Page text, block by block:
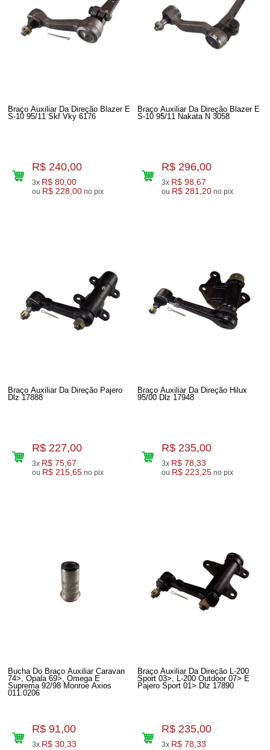
Braço Auxiliar Da Direção Blazer E
S-10 95/11 Skf Vky 6176
R$ 240,00
3x R$ 80,00
ou R$ 228,00 no pix
Braço Auxiliar Da Direção Blazer E
S-10 95/11 Nakata N 3058
R$ 296,00
3x R$ 98,67
ou R$ 281,20 no pix
Braço Auxiliar Da Direção Pajero
Dlz 17888
R$ 227,00
3x R$ 75,67
ou R$ 215,65 no pix
Braço Auxiliar Da Direção Hilux
95/00 Dlz 17948
R$ 235,00
3x R$ 78,33
ou R$ 223,25 no pix
Bucha Do Braço Auxiliar Caravan
74>, Opala 69>, Omega E
Suprema 92/98 Monroe Axios
011.0206
R$ 91,00
3x R$ 30,33
Braço Auxiliar Da Direção L-200
Sport 03>, L-200 Outdoor 07> E
Pajero Sport 01> Dlz 17890
R$ 235,00
3x R$ 78,33